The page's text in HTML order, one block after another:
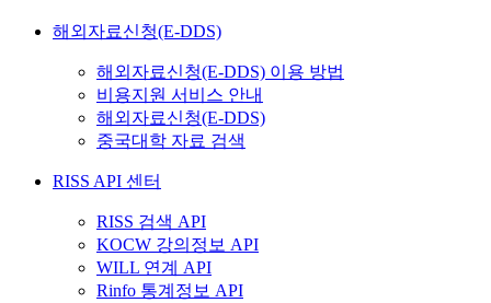
해외자료신청(E-DDS)
해외자료신청(E-DDS) 이용 방법
비용지원 서비스 안내
해외자료신청(E-DDS)
중국대학 자료 검색
RISS API 센터
RISS 검색 API
KOCW 강의정보 API
WILL 연계 API
Rinfo 통계정보 API